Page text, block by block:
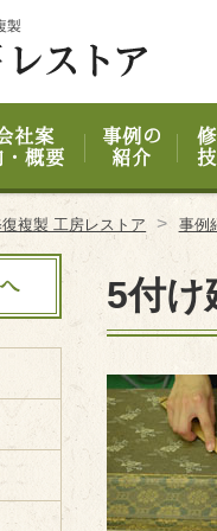
製
社案
・概要
事例の
紹介
複製 工房レストア > 事例
5付け